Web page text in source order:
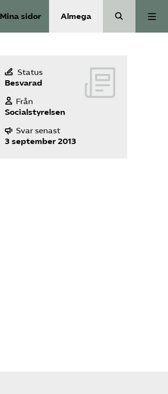
Mina sidor Almega
Valmanifest
Medlemskap
Status
Besvarad
Från
Socialstyrelsen
Svar senast
3 september 2013